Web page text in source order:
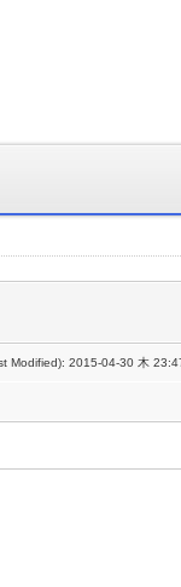
Modified): 2015-04-30 木